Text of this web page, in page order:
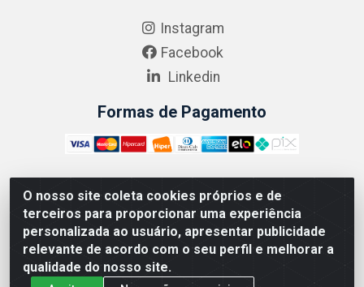
O nosso site coleta cookies próprios e de
terceiros para proporcionar uma experiência
personalizada ao usuário, apresentar publicidade
relevante de acordo com o seu perfil e melhorar a
qualidade do nosso site.
Instagram
Facebook
Linkedin
Formas de Pagamento
ABRASEG COMÉRCIO ATACADISTA LTDA - CNPJ:
10.894.768/0001-00 - Avenida Lobo Júnior, 1045 -
Penha Circular - Rio de Janeiro - RJ - CEP 21020-124